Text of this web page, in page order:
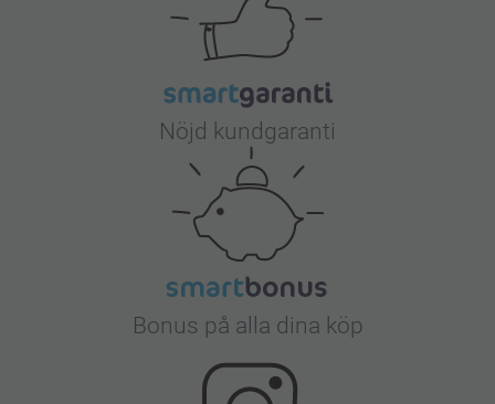
Nöjd kundgaranti
Bonus på alla dina köp